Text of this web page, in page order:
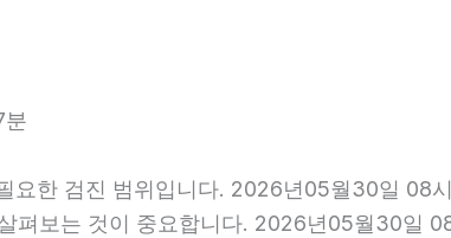
요한 검진 범위입니다. 2026년05월30일 08
펴보는 것이 중요합니다. 2026년05월30일